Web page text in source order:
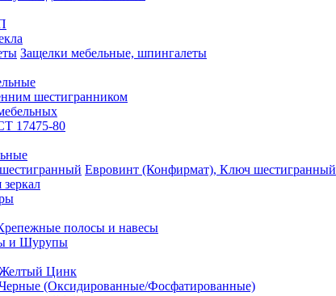
Защелки мебельные, шпингалеты
шестигранником
17475-80
Евровинт (Конфирмат), Ключ шестигранный
полосы и навесы
и Шурупы
Цинк
(Оксидированные/Фосфатированные)